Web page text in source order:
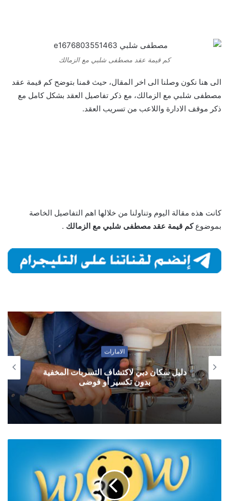
كم قيمة عقد مصطفى شلبي مع الزمالك
الى هنا نكون وصلنا الى اخر المقال، حيث قمنا بتوضح كم قيمة عقد
مصطفى شلبي مع الزمالك، مع ذكر تفاصيل العقد بشكل كامل مع
ذكر موقف الادارة واللاعب من تسريب العقد.
كانت هذه مقالة اليوم وتناولنا من خلالها اهم التفاصيل الخاصة
بموضوعكم قيمة عقد مصطفى شلبي مع الزمالك .
الامارات
دليل سكان دبي لاكتشاف التسربات المخفية
بدون تكسير أو فوضى